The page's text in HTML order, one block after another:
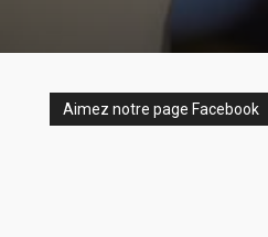
Aimez notre page Facebook